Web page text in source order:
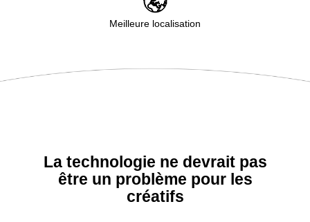
Meilleure localisation
La technologie ne devrait pas
être un problème pour les
créatifs